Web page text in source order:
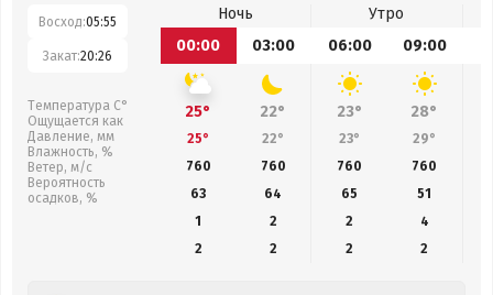
Восход:05:55
Закат:20:26
Температура С°
Ощущается как
Давление, мм
Влажность, %
Ветер, м/с
Вероятность
осадков, %
Ночь
Утро
00:00
03:00 06:00 09:00
25° 22° 23° 28°
25° 22° 23° 29°
760
760 760 760
63
64 65 51
1
2 2
4
2
2 2 2